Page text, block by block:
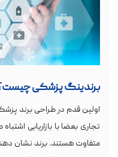
برندینگ پزشکی
اولین قدم در طراحی برند
تجاری بعضا با بازاریابی
متفاوت هستند. برند نشان